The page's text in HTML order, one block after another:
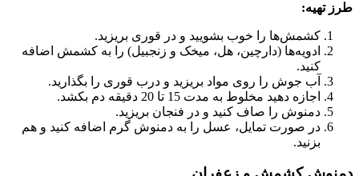
طرز تهیه:
کشمش‌ها را خوب بشویید و در قوری بریزید.
ادویه‌ها (دارچین، هل، میخک و زنجبیل) را به کشمش اضافه
کنید.
آب جوش را روی مواد بریزید و درب قوری را بگذارید.
اجازه دهید مخلوط به مدت 15 تا 20 دقیقه دم بکشد.
دمنوش را صاف کنید و در فنجان بریزید.
در صورت تمایل، عسل را به دمنوش گرم اضافه کنید و هم
بزنید.